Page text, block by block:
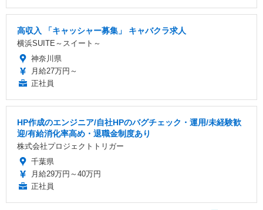
高収入 「キャッシャー募集」 キャバクラ求人
横浜SUITE～スイート～
神奈川県
月給27万円～
正社員
HP作成のエンジニア/自社HPのバグチェック・運用/未経験歓
迎/有給消化率高め・退職金制度あり
株式会社プロジェクトトリガー
千葉県
月給29万円～40万円
正社員